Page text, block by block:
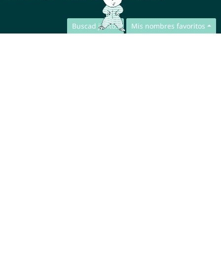
Buscad juntos Mis nombres favoritos